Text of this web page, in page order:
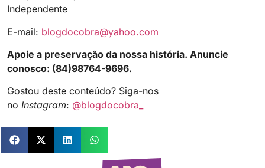
Independente
E-mail: blogdocobra@yahoo.com
Apoie a preservação da nossa história. Anuncie
conosco: (84)98764-9696.
Gostou deste conteúdo? Siga-nos
no Instagram: @blogdocobra_